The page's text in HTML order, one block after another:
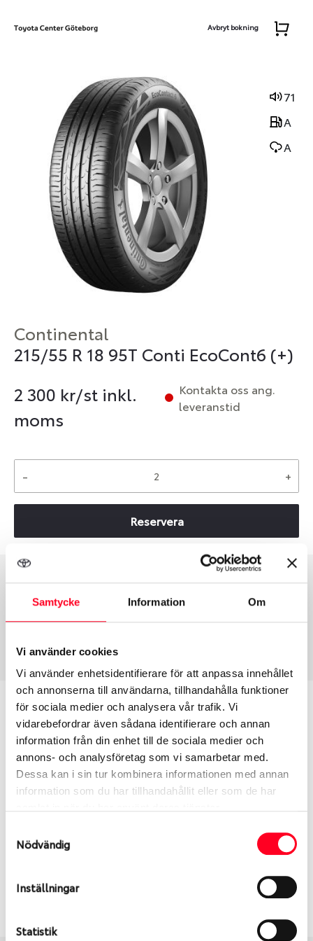
Samtycke Information Om
Vi använder cookies
Vi använder enhetsidentifierare för att anpassa innehållet
och annonserna till användarna, tillhandahålla funktioner
för sociala medier och analysera vår trafik. Vi
vidarebefordrar även sådana identifierare och annan
information från din enhet till de sociala medier och
annons- och analysföretag som vi samarbetar med.
Dessa kan i sin tur kombinera informationen med annan
information som du har tillhandahållit eller som de har
Nödvändig
Inställningar
Statistik
Avbryt bokning
71
A
A
Continental
215/55 R 18 95T Conti EcoCont6 (+)
2 300 kr/st inkl.
moms
Kontakta oss ang.
leveranstid
- +
Reservera
Däcktyp
Sommar
Däckstorlek
1361
Passar detta däck min bil?
Ange registreringsnummer för att se om det däck
du valt passar din bilmodell. Om du köper däck som
skall sättas på dina befintliga fälgar, se till att kolla
en extra gång så att däck och fälg har samma
bilen hade ut från fabrik.
S Sök